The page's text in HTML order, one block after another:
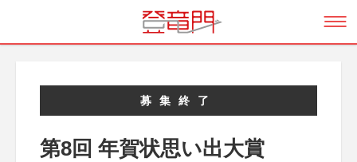
募集終了
第8回 年賀状思い出大賞